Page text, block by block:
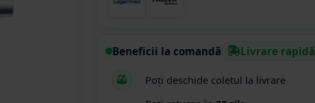
Beneficii la comandă Livrare rapidă
Poți deschide coletul la livrare